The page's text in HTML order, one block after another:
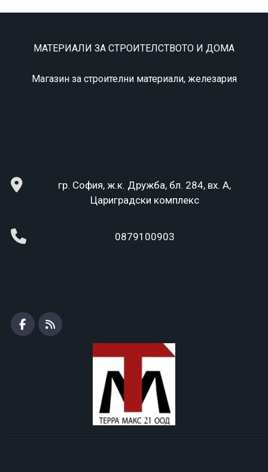
МАТЕРИАЛИ ЗА СТРОИТЕЛСТВОТО И ДОМА
Магазин за строителни материали, железария
гр. София, ж.к. Дружба, бл. 284, вх. А,
Цариградски комплекс
0879100903